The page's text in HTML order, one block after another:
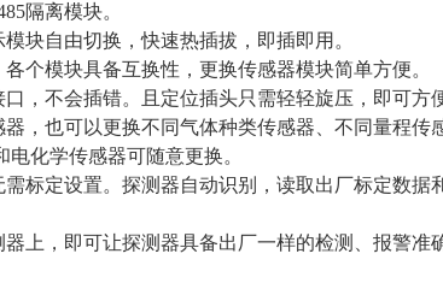
隔离模块。
块自由切换，快速热插拔，即插即用。
个模块具备互换性，更换传感器模块简单方便。
，不会插错。且定位插头只需轻轻旋压，即可方
，也可以更换不同气体种类传感器、不同量程传
化学传感器可随意更换。
标定设置。探测器自动识别，读取出厂标定数据
上，即可让探测器具备出厂一样的检测、报警准